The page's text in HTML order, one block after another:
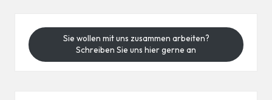
Sie wollen mit uns zusammen arbeiten?
Schreiben Sie uns hier gerne an